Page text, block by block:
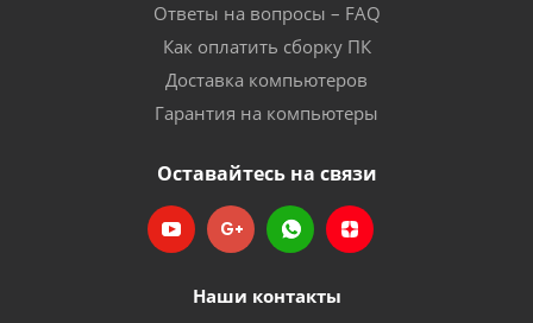
Ответы на вопросы – FAQ
Как оплатить сборку ПК
Доставка компьютеров
Гарантия на компьютеры
Оставайтесь на связи
Наши контакты